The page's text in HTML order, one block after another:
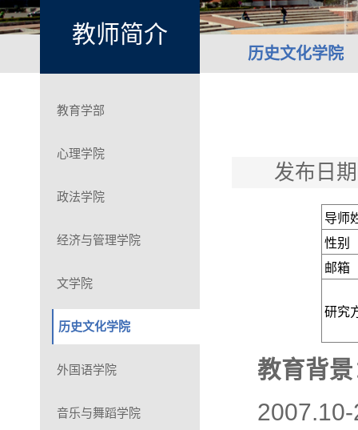
教师简介
历史文化学院
教育学部
心理学院
政法学院
经济与管理学院
文学院
历史文化学院
外国语学院
音乐与舞蹈学院
发布日
导师
性别
邮箱
研究
教育背